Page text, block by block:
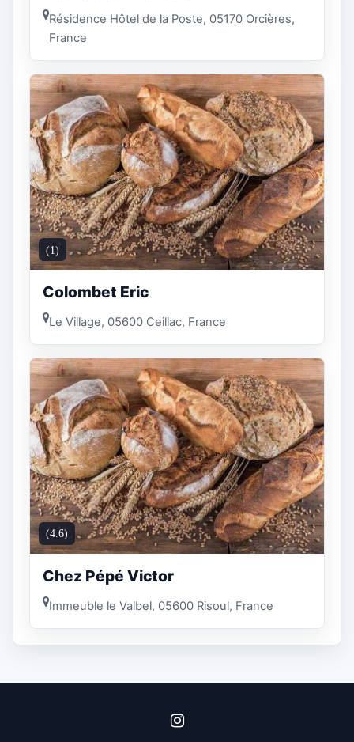
Résidence Hôtel de la Poste, 05170 Orcières,
France
(1)
Colombet Eric
Le Village, 05600 Ceillac, France
(4.6)
Chez Pépé Victor
Immeuble le Valbel, 05600 Risoul, France